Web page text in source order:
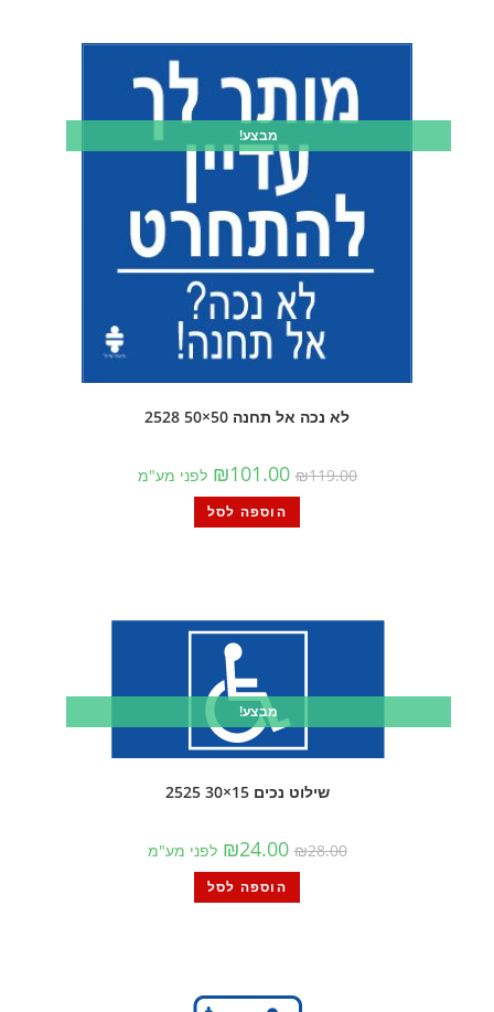
מבצע!
לא נכה אל תחנה 50×50 2528
₪119.00
₪101.00 לפני מע"מ
הוספה לסל
מבצע!
שילוט נכים 15×30 2525
₪28.00
₪24.00 לפני מע"מ
הוספה לסל